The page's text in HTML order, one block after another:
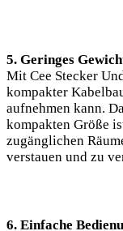
5. Geringes
Mit Cee Stecker
kompakter
aufnehmen kann.
kompakten Größe
zugänglichen
verstauen und zu
6. Einfache